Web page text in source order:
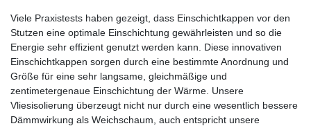
Viele Praxistests haben gezeigt, dass Einschichtkappen vor den
Stutzen eine optimale Einschichtung gewährleisten und so die
Energie sehr effizient genutzt werden kann. Diese innovativen
Einschichtkappen sorgen durch eine bestimmte Anordnung und
Größe für eine sehr langsame, gleichmäßige und
zentimetergenaue Einschichtung der Wärme. Unsere
Vliesisolierung überzeugt nicht nur durch eine wesentlich bessere
Dämmwirkung als Weichschaum, auch entspricht unsere